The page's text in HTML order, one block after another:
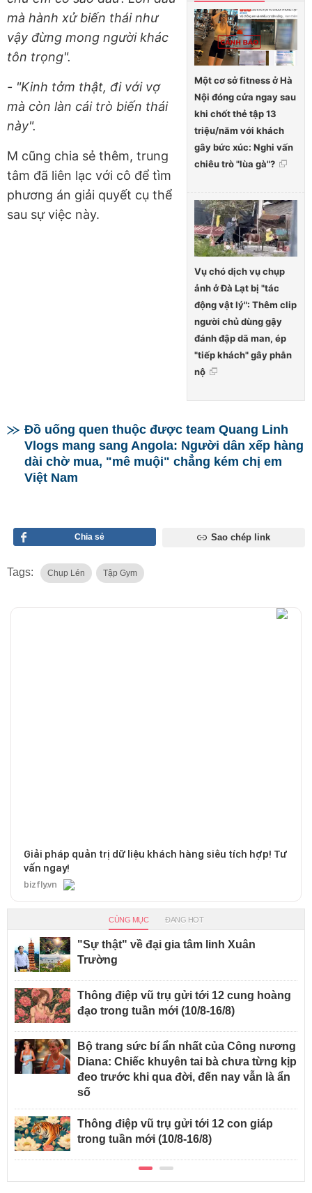
Một cơ sở fitness ở Hà
Nội đóng cửa ngay sau
khi chốt thẻ tập 13
triệu/năm với khách
gây bức xúc: Nghi vấn
chiêu trò "lùa gà"?
Vụ chó dịch vụ chụp
ảnh ở Đà Lạt bị "tác
động vật lý": Thêm clip
người chủ dùng gậy
đánh đập dã man, ép
"tiếp khách" gây phẫn
nộ
mà hành xử biến thái như
vậy đừng mong người khác
tôn trọng".
- "Kinh tởm thật, đi với vợ
mà còn làn cái trò biến thái
này".
M cũng chia sẻ thêm, trung
tâm đã liên lạc với cô để tìm
phương án giải quyết cụ thể
sau sự việc này.
Đồ uống quen thuộc được team Quang Linh
Vlogs mang sang Angola: Người dân xếp hàng
dài chờ mua, "mê muội" chẳng kém chị em
Việt Nam
Chia sẻ Sao chép link
Tags: Chụp Lén Tập Gym
Giải pháp quản trị dữ liệu khách hàng siêu tích hợp! Tư
vấn ngay!
bizfly.vn
CÙNG MỤC ĐANG HOT
"Sự thật" về đại gia tâm linh Xuân
Trường
Thông điệp vũ trụ gửi tới 12 cung hoàng
đạo trong tuần mới (10/8-16/8)
Bộ trang sức bí ẩn nhất của Công nương
Diana: Chiếc khuyên tai bà chưa từng kịp
đeo trước khi qua đời, đến nay vẫn là ẩn
số
Thông điệp vũ trụ gửi tới 12 con giáp
trong tuần mới (10/8-16/8)